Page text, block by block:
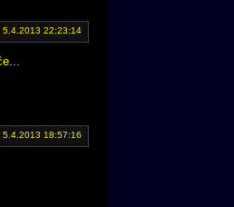
5.4.2013 22:23:14
5.4.2013 18:57:16